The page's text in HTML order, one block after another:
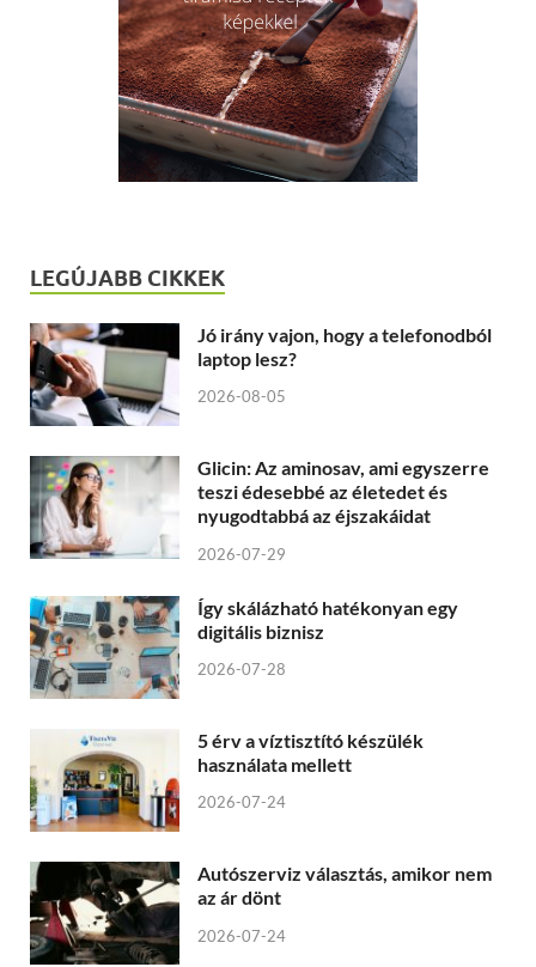
LEGÚJABB CIKKEK
Jó irány vajon, hogy a telefonodból
laptop lesz?
2026-08-05
Glicin: Az aminosav, ami egyszerre
teszi édesebbé az életedet és
nyugodtabbá az éjszakáidat
2026-07-29
Így skálázható hatékonyan egy
digitális biznisz
2026-07-28
5 érv a víztisztító készülék
használata mellett
2026-07-24
Autószerviz választás, amikor nem
az ár dönt
2026-07-24